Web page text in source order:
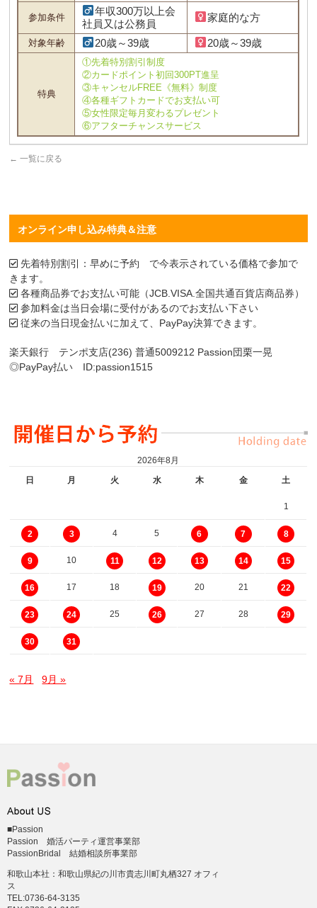
参加条件
年収300万以上会
社員又は公務員
家庭的な方
対象年齢 20歳～39歳 20歳～39歳
特典
①先着特別割引制度
②カードポイント初回300PT進呈
③キャンセルFREE《無料》制度
④各種ギフトカードでお支払い可
⑤女性限定毎月変わるプレゼント
⑥アフターチャンスサービス
← 一覧に戻る
オンライン申し込み特典＆注意
先着特別割引：早めに予約 で今表示されている価格で参加で
きます。
各種商品券でお支払い可能（JCB.VISA.全国共通百貨店商品券）
参加料金は当日会場に受付があるのでお支払い下さい
従来の当日現金払いに加えて、PayPay決算できます。
楽天銀行 テンポ支店(236) 普通5009212 Passion団栗一晃
◎PayPay払い ID:passion1515
2026年8月
日
月 火 水 木 金 土
1
2 3 4 5 6 7 8
9 10 11 12 13 14 15
16 17 18 19 20 21 22
23 24 25 26 27 28 29
30 31
« 7月 9月 »
■Passion
Passion 婚活パーティ運営事業部
PassionBridal 結婚相談所事業部
和歌山本社：和歌山県紀の川市貴志川町丸栖327 オフィ
ス
TEL:0736-64-3135